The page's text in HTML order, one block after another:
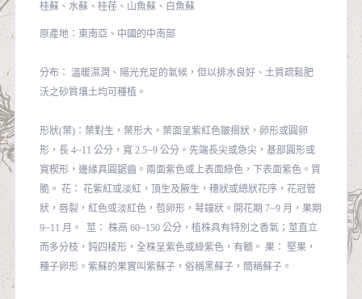
桂蘇、水蘇、桂荏、山魚蘇、白魚蘇
原產地：東南亞、中國的中南部
分布： 溫暖濕潤、陽光充足的氣候，但以排水良好、土質疏鬆肥
沃之砂質壤土均可種植。
形狀(葉)：葉對生，葉形大，葉面呈紫紅色皺摺狀，卵形或圓卵
形，長 4~11 公分，寬 2.5~9 公分。先端長尖或急尖，基部圓形或
寬楔形，邊緣具圓鋸齒。兩面紫色或上表面綠色，下表面紫色。質
脆。 花： 花紫紅或淡紅，頂生及腋生，穗狀或總狀花序，花冠管
狀，唇裂，紅色或淡紅色，苞卵形，萼鐘狀。開花期 7~9 月，果期
9~11 月。 莖： 株高 60~150 公分，植株具有特別之香氣；莖直立
而多分枝，鈍四稜形，全株呈紫色或綠紫色，有髓。 果： 堅果，
種子卵形。紫蘇的果實叫紫蘇子，俗稱黑蘇子，簡稱蘇子。